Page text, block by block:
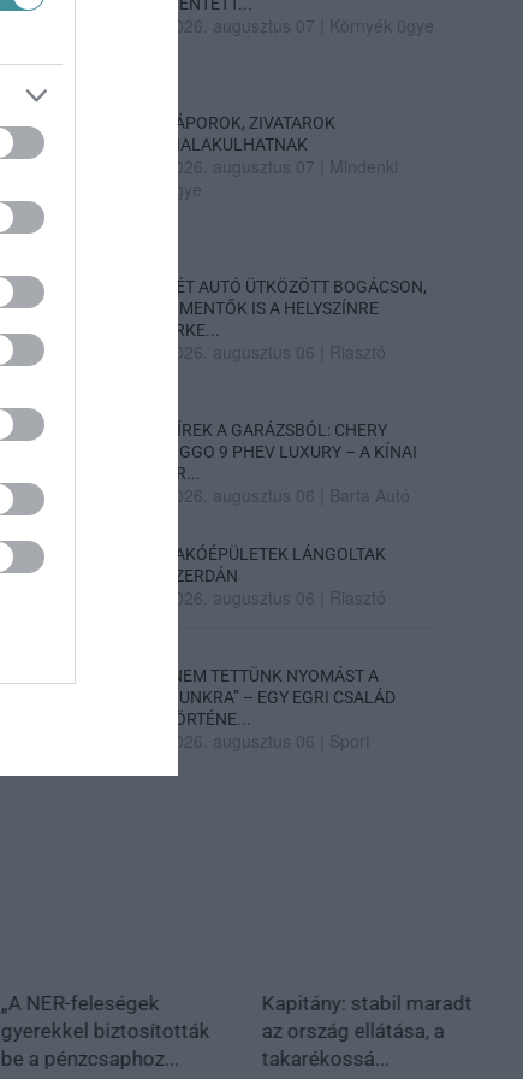
2026. augusztus 07 Környék ügye
ZÁPOROK, ZIVATAROK
KIALAKULHATNAK
2026. augusztus 07
Mindenki
ügye
KÉT AUTÓ ÜTKÖZÖTT BOGÁCSON,
A MENTŐK IS A HELYSZÍNRE
ÉRKE...
2026. augusztus 06 Riasztó
HÍREK A GARÁZSBÓL: CHERY
TIGGO 9 PHEV LUXURY – A KÍNAI
PR...
2026. augusztus 06 Barta Autó
LAKÓÉPÜLETEK LÁNGOLTAK
SZERDÁN
2026. augusztus 06 Riasztó
„NEM TETTÜNK NYOMÁST A
FIUNKRA” – EGY EGRI CSALÁD
TÖRTÉNE...
2026. augusztus 06 Sport
„A NER-feleségek
gyerekkel biztosították
be a pénzcsaphoz...
Kapitány: stabil maradt
az ország ellátása, a
takarékossá...